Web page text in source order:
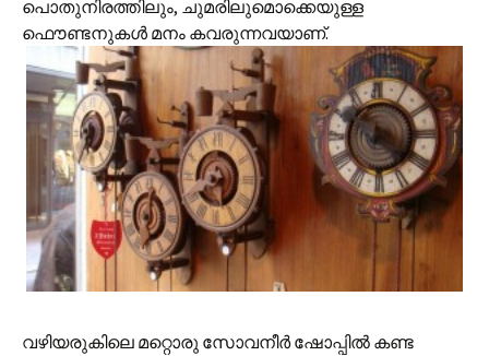
പൊതുനിരത്തിലും, ചുമരിലുമൊക്കെയുള്ള
ഫൌണ്ടനുകള്‍ മനം കവരുന്നവയാണ്.
വഴിയരുകിലെ മറ്റൊരു സോവനീര്‍ ഷോപ്പില്‍ കണ്ട